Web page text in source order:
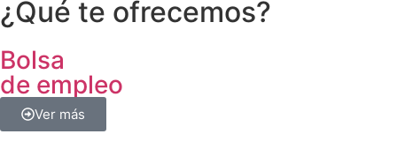
¿Qué te ofrecemos?
Bolsa
de empleo
Ver más